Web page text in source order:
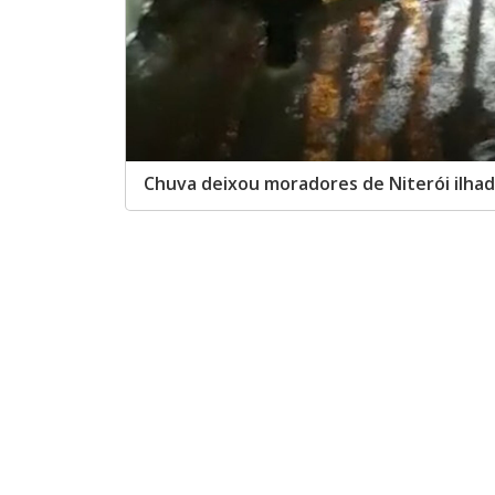
Chuva deixou moradores de Niterói